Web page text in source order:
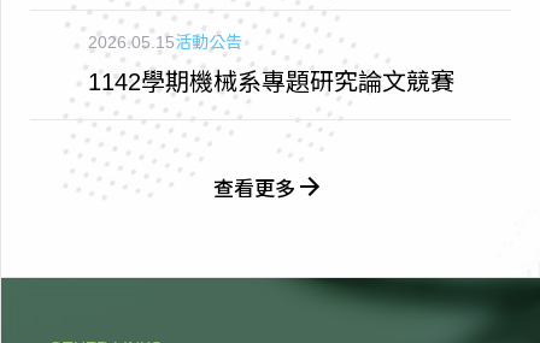
2026.05.15活動公告
1142學期機械系專題研究論文競賽
查看更多